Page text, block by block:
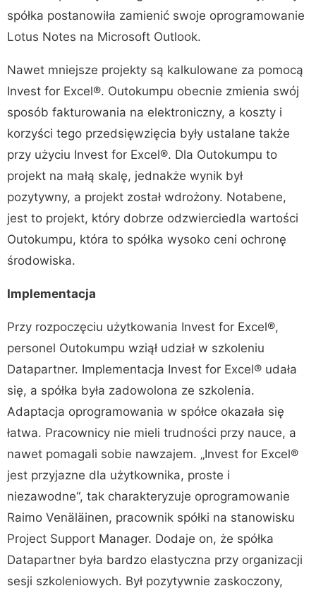
spółka postanowiła zamienić swoje oprogramowanie
Lotus Notes na Microsoft Outlook.
Nawet mniejsze projekty są kalkulowane za pomocą
Invest for Excel®. Outokumpu obecnie zmienia swój
sposób fakturowania na elektroniczny, a koszty i
korzyści tego przedsięwzięcia były ustalane także
przy użyciu Invest for Excel®. Dla Outokumpu to
projekt na małą skalę, jednakże wynik był
pozytywny, a projekt został wdrożony. Notabene,
jest to projekt, który dobrze odzwierciedla wartości
Outokumpu, która to spółka wysoko ceni ochronę
środowiska.
Implementacja
Przy rozpoczęciu użytkowania Invest for Excel®,
personel Outokumpu wziął udział w szkoleniu
Datapartner. Implementacja Invest for Excel® udała
się, a spółka była zadowolona ze szkolenia.
Adaptacja oprogramowania w spółce okazała się
łatwa. Pracownicy nie mieli trudności przy nauce, a
nawet pomagali sobie nawzajem. „Invest for Excel®
jest przyjazne dla użytkownika, proste i
niezawodne“, tak charakteryzuje oprogramowanie
Raimo Venäläinen, pracownik spółki na stanowisku
Project Support Manager. Dodaje on, że spółka
Datapartner była bardzo elastyczna przy organizacji
sesji szkoleniowych. Był pozytywnie zaskoczony,